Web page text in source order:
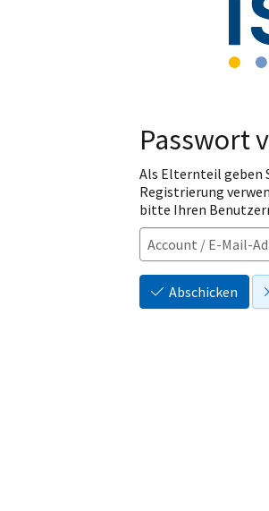
Passwort
Als Elternteil geben
Registrierung
bitte Ihren
Abschicken